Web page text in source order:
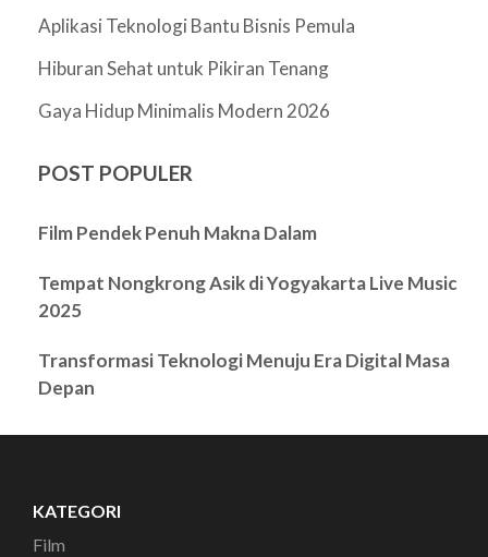
Aplikasi Teknologi Bantu Bisnis Pemula
Hiburan Sehat untuk Pikiran Tenang
Gaya Hidup Minimalis Modern 2026
POST POPULER
Film Pendek Penuh Makna Dalam
Tempat Nongkrong Asik di Yogyakarta Live Music
2025
Transformasi Teknologi Menuju Era Digital Masa
Depan
KATEGORI
Film